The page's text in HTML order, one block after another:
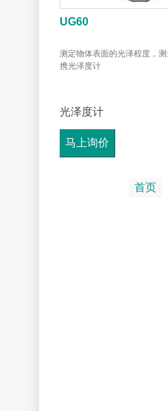
UG60
测定物体表面的光泽程度，
携光泽度计
光泽度计
马上询价
首页